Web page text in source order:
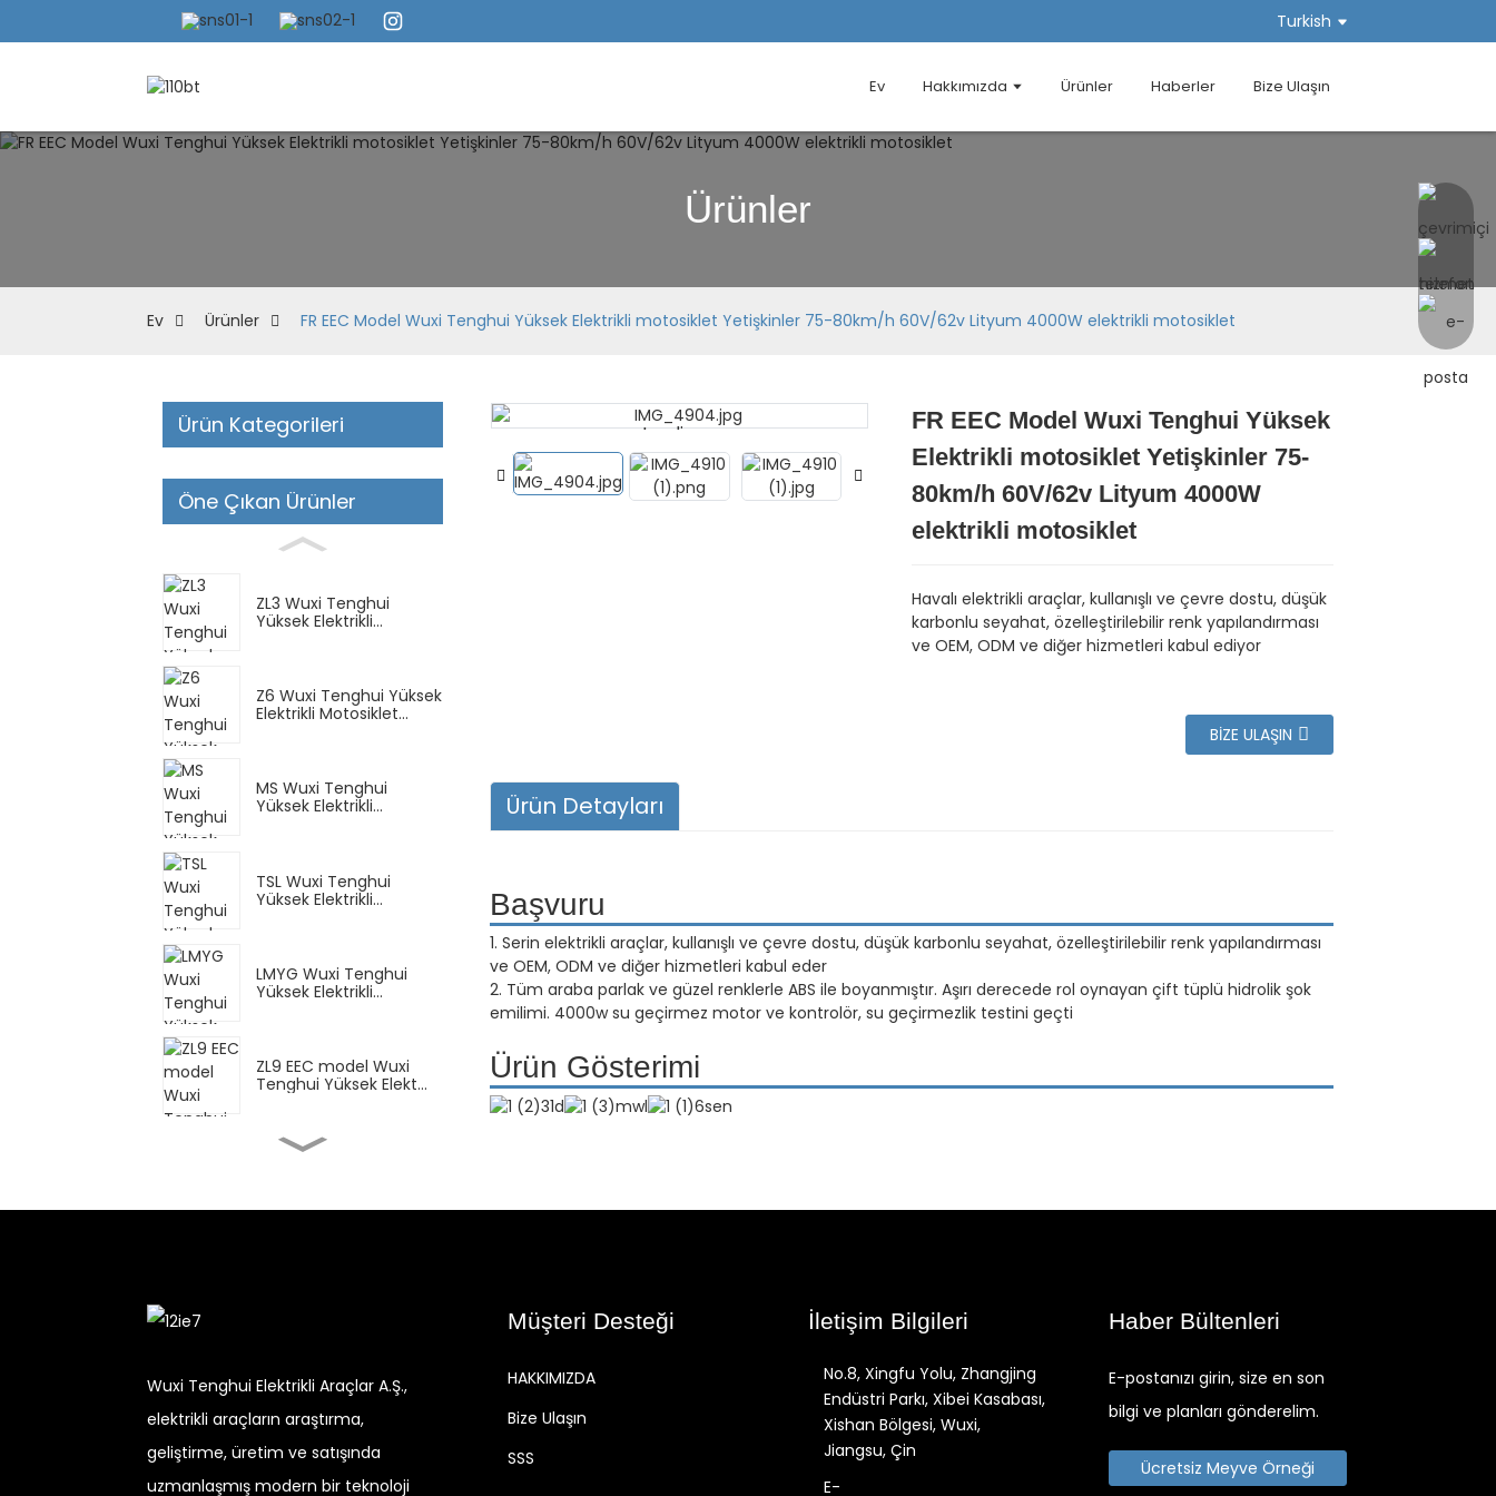
Turkish
Ev Hakkımızda Ürünler Haberler Bize Ulaşın
Ürünler
Ev Ürünler FR EEC Model Wuxi Tenghui Yüksek Elektrikli motosiklet Yetişkinler 75-80km/h 60V/62v Lityum 4000W elektrikli motosiklet
Ürün Kategorileri
Öne Çıkan Ürünler
ZL3 Wuxi Tenghui
Yüksek Elektrikli
Z6 Wuxi Tenghui Yüksek
Elektrikli Motosiklet...
MS Wuxi Tenghui
Yüksek Elektrikli
TSL Wuxi Tenghui
Yüksek Elektrikli
LMYG Wuxi Tenghui
Yüksek Elektrikli
ZL9 EEC model Wuxi
Tenghui Yüksek Elekt...
FY Wuxi Tenghui Yüksek
Yüksek Elektrikli
Loading...
Loading... Loading...
Loading... Loading...
Loading...
FR EEC Model Wuxi Tenghui Yüksek
Elektrikli motosiklet Yetişkinler 75-
80km/h 60V/62v Lityum 4000W
elektrikli motosiklet
Havalı elektrikli araçlar, kullanışlı ve çevre dostu, düşük
karbonlu seyahat, özelleştirilebilir renk yapılandırması
ve OEM, ODM ve diğer hizmetleri kabul ediyor
BIZE ULAŞIN
Ürün Detayları
Başvuru
1. Serin elektrikli araçlar, kullanışlı ve çevre dostu, düşük karbonlu seyahat, özelleştirilebilir renk yapılandırması
ve OEM, ODM ve diğer hizmetleri kabul eder
2. Tüm araba parlak ve güzel renklerle ABS ile boyanmıştır. Aşırı derecede rol oynayan çift tüplü hidrolik şok
emilimi. 4000w su geçirmez motor ve kontrolör, su geçirmezlik testini geçti
Ürün Gösterimi
Wuxi Tenghui Elektrikli Araçlar A.Ş.,
elektrikli araçların araştırma,
geliştirme, üretim ve satışında
uzmanlaşmış modern bir teknoloji
Müşteri Desteği
HAKKIMIZDA
Bize Ulaşın
SSS
İletişim Bilgileri
No.8, Xingfu Yolu, Zhangjing
Endüstri Parkı, Xibei Kasabası,
Xishan Bölgesi, Wuxi,
Jiangsu, Çin
E-
Haber Bültenleri
E-postanızı girin, size en son
bilgi ve planları gönderelim.
Ücretsiz Meyve Örneği